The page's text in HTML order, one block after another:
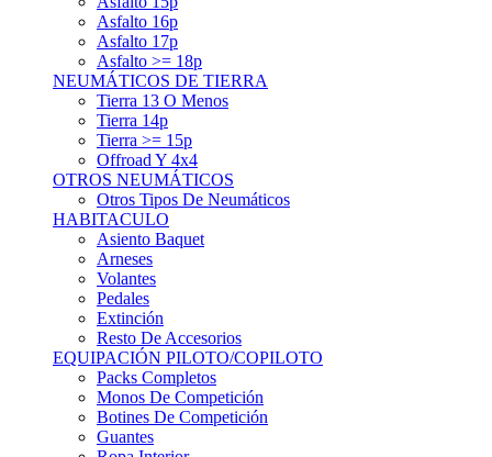
Asfalto 16p
Asfalto 17p
Asfalto >= 18p
NEUMÁTICOS DE TIERRA
Tierra 13 O Menos
Tierra 14p
Tierra >= 15p
Offroad Y 4x4
OTROS NEUMÁTICOS
Otros Tipos De Neumáticos
HABITACULO
Asiento Baquet
Arneses
Volantes
Pedales
Extinción
Resto De Accesorios
EQUIPACIÓN PILOTO/COPILOTO
Packs Completos
Monos De Competición
Botines De Competición
Guantes